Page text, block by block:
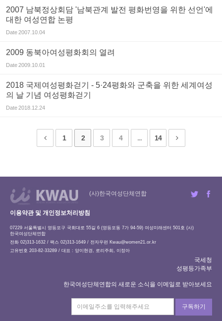
2007 남북정상회담 '남북관계 발전 평화번영을 위한 선언'에
대한 여성연합 논평
Date2007.10.04
2009 동북아여성평화회의 열려
Date2009.10.01
2018 국제여성평화걷기 - 5·24평화와 군축을 위한 세계여성
의 날 기념 여성평화걷기
Date2018.12.24
1 2 3 4 ... 14
(사)한국여성단체연합
이용약관 및 개인정보처리방침
07229 서울특별시 영등포구 국회대로 55길 6 (영등포동 7가 94-59) 여성미래센터 501호 (사)
한국여성단체연합
전화 02)313-1632 / 팩스 02)313-1649 / 전자우편 Kwau@women21.or.kr
고유번호 203-82-33289 / 대표 : 양이현경, 로리주희, 이정아
국세청
성평등가족부
한국여성단체연합의 새로운 소식을 이메일로 받아보세요
구독하기